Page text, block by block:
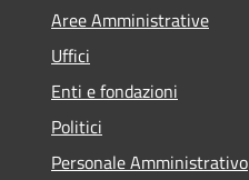
Aree Amministrative
Uffici
Enti e fondazioni
Politici
Personale Amministrativo